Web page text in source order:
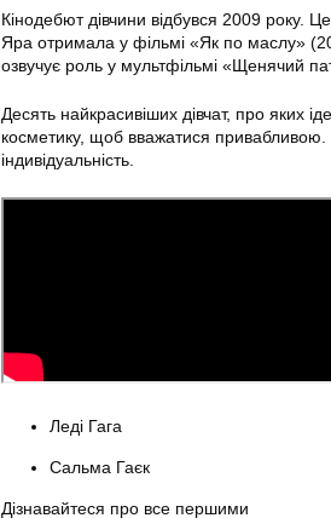
Кінодебют дівчини відбувся 2009 року.
Яра отримала у фільмі «Як по маслу»
озвучує роль у мультфільмі «Щенячий
Десять найкрасивіших дівчат, про яких
косметику, щоб вважатися
індивідуальність.
Леді Гага
Сальма Гаєк
Дізнавайтеся про все першими